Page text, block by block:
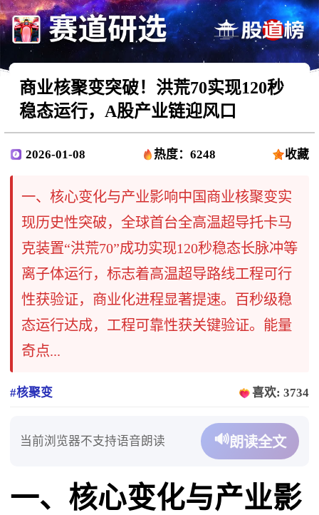
商业核聚变突破！洪荒70实现120秒
稳态运行，A股产业链迎风口
2026-01-08 热度：6248 收藏
一、核心变化与产业影响中国商业核聚变实
现历史性突破，全球首台全高温超导托卡马
克装置“洪荒70”成功实现120秒稳态长脉冲等
离子体运行，标志着高温超导路线工程可行
性获验证，商业化进程显著提速。百秒级稳
态运行达成，工程可靠性获关键验证。能量
奇点...
#核聚变 喜欢: 3734
当前浏览器不支持语音朗读 🔊朗读全文
一、核心变化与产业影